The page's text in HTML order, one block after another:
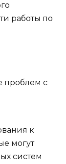
работы по
проблем с
к
могут
систем